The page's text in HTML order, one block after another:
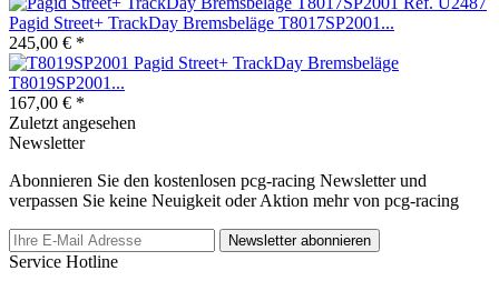
Pagid Street+ TrackDay Bremsbeläge T8017SP2001...
245,00 € *
Pagid Street+ TrackDay Bremsbeläge
T8019SP2001...
167,00 € *
Zuletzt angesehen
Newsletter
Abonnieren Sie den kostenlosen pcg-racing Newsletter und
verpassen Sie keine Neuigkeit oder Aktion mehr von pcg-racing
Newsletter abonnieren
Service Hotline